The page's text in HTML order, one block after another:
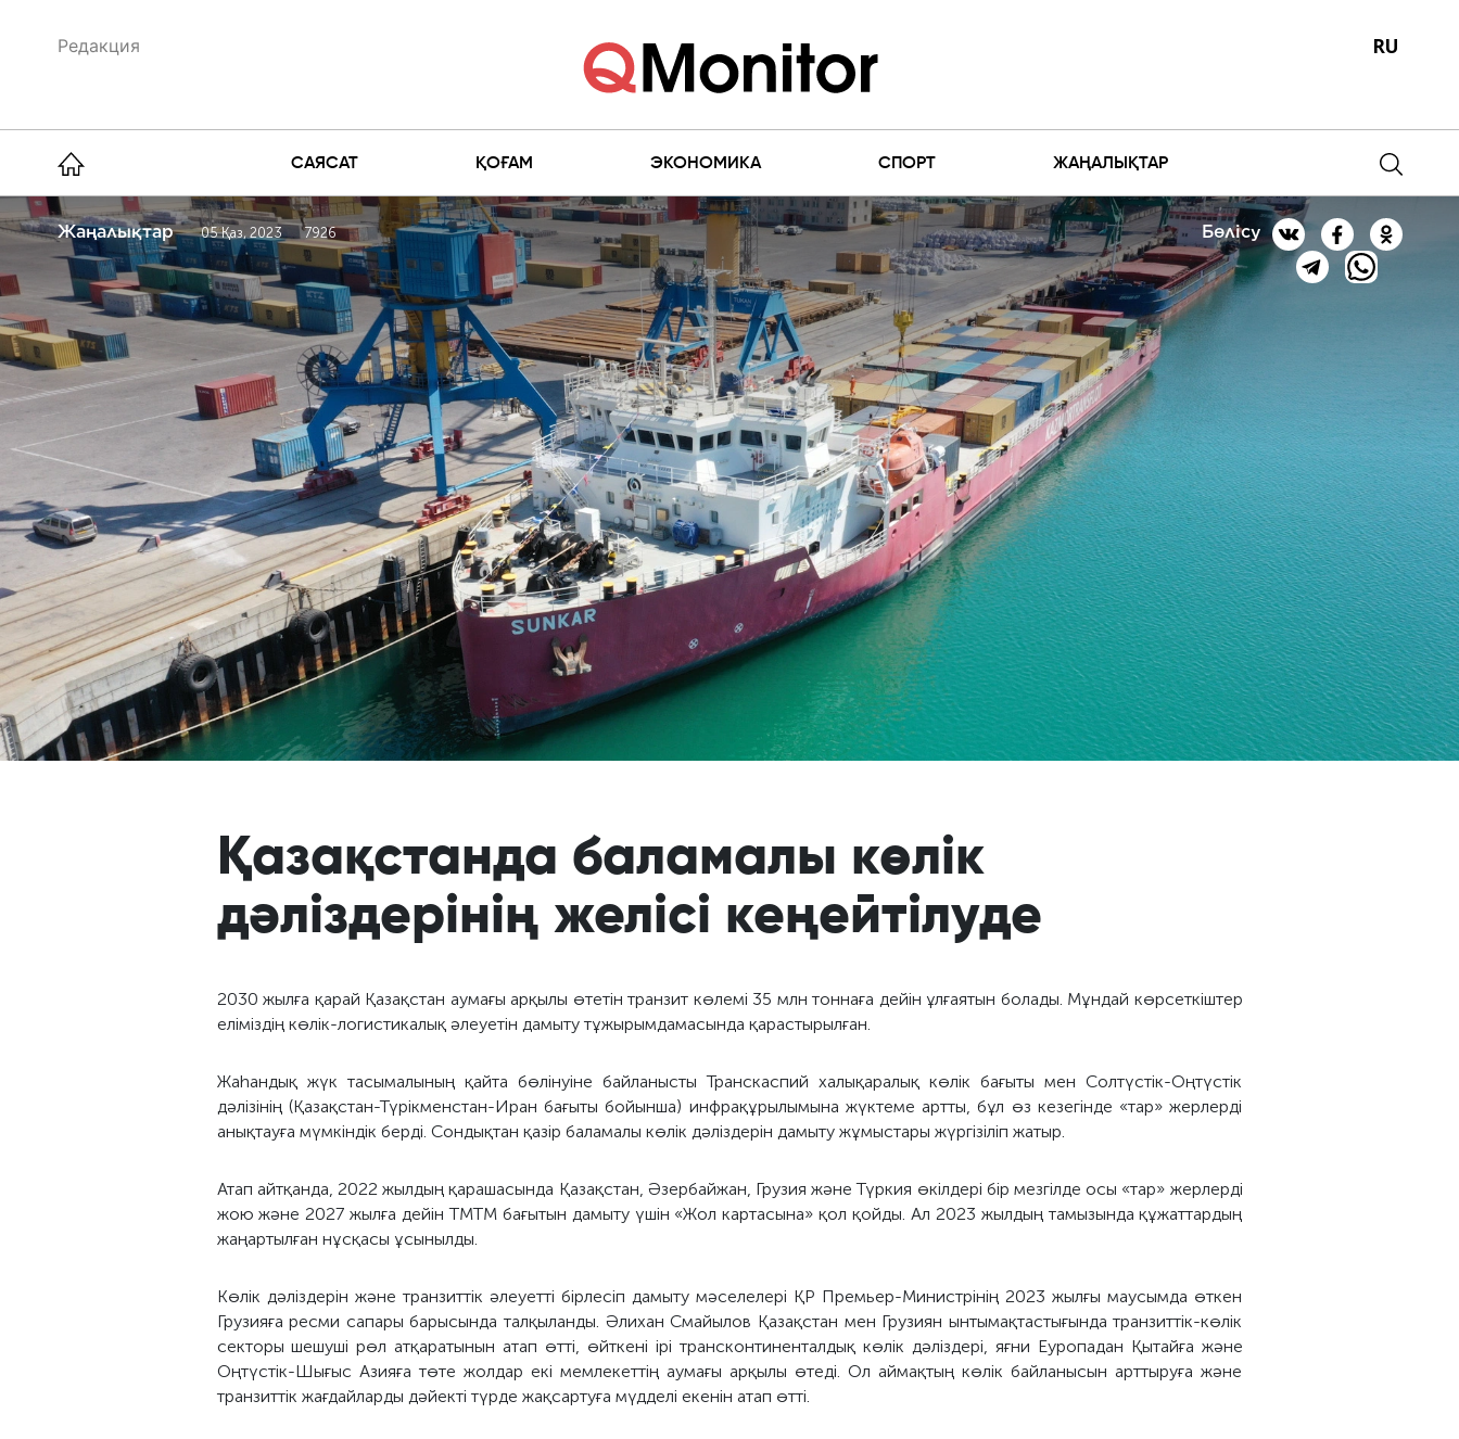
Редакция RU
САЯСАТ ҚОҒАМ ЭКОНОМИКА СПОРТ ЖАҢАЛЫҚТАР
Жаңалықтар 05 Қаз, 2023 7926 Бөлісу
Қазақстанда баламалы көлік
дәліздерінің желісі кеңейтілуде
2030 жылға қарай Қазақстан аумағы арқылы өтетін транзит көлемі 35 млн тоннаға дейін ұлғаятын болады. Мұндай көрсеткіштер
еліміздің көлік-логистикалық әлеуетін дамыту тұжырымдамасында қарастырылған.
Жаһандық жүк тасымалының қайта бөлінуіне байланысты Транскаспий халықаралық көлік бағыты мен Солтүстік-Оңтүстік
дәлізінің (Қазақстан-Түрікменстан-Иран бағыты бойынша) инфрақұрылымына жүктеме артты, бұл өз кезегінде «тар» жерлерді
анықтауға мүмкіндік берді. Сондықтан қазір баламалы көлік дәліздерін дамыту жұмыстары жүргізіліп жатыр.
Атап айтқанда, 2022 жылдың қарашасында Қазақстан, Әзербайжан, Грузия және Түркия өкілдері бір мезгілде осы «тар» жерлерді
жою және 2027 жылға дейін TMTM бағытын дамыту үшін «Жол картасына» қол қойды. Ал 2023 жылдың тамызында құжаттардың
жаңартылған нұсқасы ұсынылды.
Көлік дәліздерін және транзиттік әлеуетті бірлесіп дамыту мәселелері ҚР Премьер-Министрінің 2023 жылғы маусымда өткен
Грузияға ресми сапары барысында талқыланды. Әлихан Смайылов Қазақстан мен Грузиян ынтымақтастығында транзиттік-көлік
секторы шешуші рөл атқаратынын атап өтті, өйткені ірі трансконтиненталдық көлік дәліздері, яғни Еуропадан Қытайға және
Оңтүстік-Шығыс Азияға төте жолдар екі мемлекеттің аумағы арқылы өтеді. Ол аймақтың көлік байланысын арттыруға және
транзиттік жағдайларды дәйекті түрде жақсартуға мүдделі екенін атап өтті.